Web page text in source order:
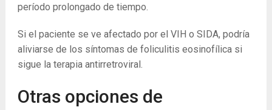
período prolongado de tiempo.
Si el paciente se ve afectado por el VIH o SIDA, podría
aliviarse de los síntomas de foliculitis eosinofílica si
sigue la terapia antirretroviral.
Otras opciones de